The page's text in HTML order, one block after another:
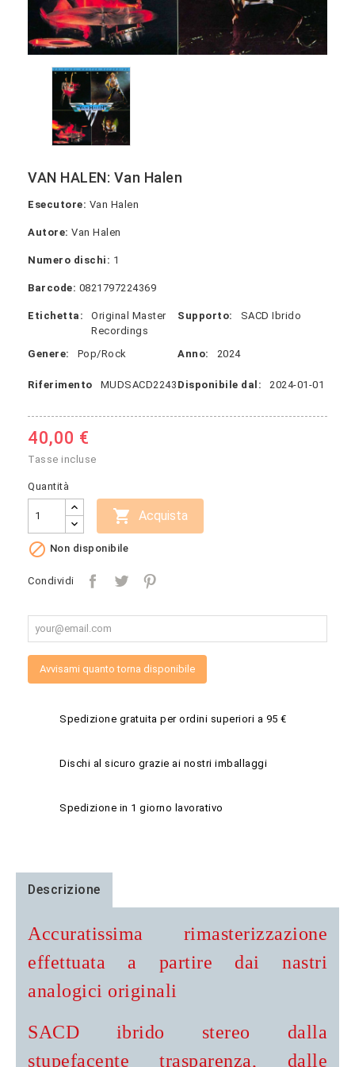
VAN HALEN: Van Halen
Esecutore: Van Halen
Autore: Van Halen
Numero dischi: 1
Barcode: 0821797224369
Etichetta:
Original Master
Recordings
Supporto: SACD Ibrido
Genere: Pop/Rock Anno: 2024
Riferimento MUDSACD2243 Disponibile dal: 2024-01-01
40,00 €
Tasse incluse
Quantità
 Acquista
 Non disponibile
Condividi
Avvisami quanto torna disponibile
Spedizione gratuita per ordini superiori a 95 €
Dischi al sicuro grazie ai nostri imballaggi
Spedizione in 1 giorno lavorativo
Descrizione
Accuratissima rimasterizzazione
effettuata a partire dai nastri
analogici originali
SACD ibrido stereo dalla
stupefacente trasparenza, dalle